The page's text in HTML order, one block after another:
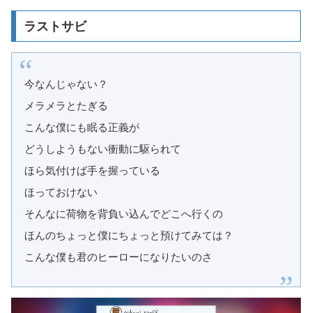
ラストサビ
今なんじゃない？
メラメラとたぎる
こんな僕にも眠る正義が
どうしようもない衝動に駆られて
ほら気付けば手を握っている
ほっておけない
そんなに荷物を背負い込んでどこへ行くの
ほんのちょっと僕にちょっと預けてみては？
こんな僕も君のヒーローになりたいのさ